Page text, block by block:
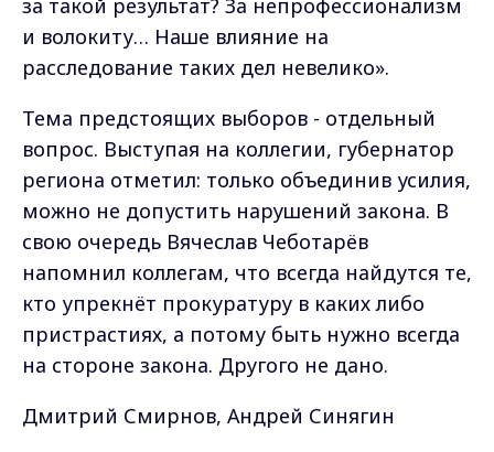
и волокиту… Наше влияние на
расследование таких дел невелико».
Тема предстоящих выборов - отдельный
вопрос. Выступая на коллегии, губернатор
региона отметил: только объединив усилия,
можно не допустить нарушений закона. В
свою очередь Вячеслав Чеботарёв
напомнил коллегам, что всегда найдутся те,
кто упрекнёт прокуратуру в каких либо
пристрастиях, а потому быть нужно всегда
на стороне закона. Другого не дано.
Дмитрий Смирнов, Андрей Синягин